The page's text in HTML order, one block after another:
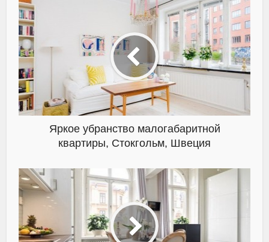
Яркое убранство малогабаритной
квартиры, Стокгольм, Швеция